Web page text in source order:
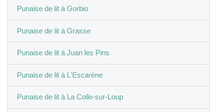
Punaise de lit à Gorbio
Punaise de lit à Grasse
Punaise de lit à Juan les Pins
Punaise de lit à L'Escarène
Punaise de lit à La Colle-sur-Loup